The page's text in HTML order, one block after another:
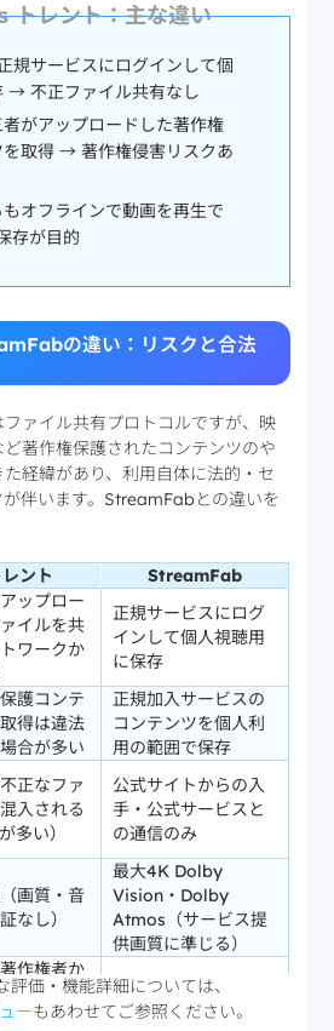
レント：主な違い
規サービスにログインして個
→ 不正ファイル共有なし
者がアップロードした著作権
を取得 → 著作権侵害リスクあ
もオフラインで動画を再生で
存が目的
の違い：リスクと合法
ファイル共有プロトコルですが、映
著作権保護されたコンテンツのや
経緯があり、利用自体に法的・セ
伴います。StreamFabとの違いを
レント
StreamFab
ップロー
イルを共
ワークか
正規サービスにログ
インして個人視聴用
に保存
護コンテ
得は違法
合が多い
正規加入サービスの
コンテンツを個人利
用の範囲で保存
正なファ
入される
多い）
公式サイトからの入
手・公式サービスと
の通信のみ
画質・音
なし）
最大4K Dolby
Vision・Dolby
Atmos（サービス提
供画質に準じる）
作権者か
により通
場合があ
通常の通信のみ使用
するため該当しない
価・機能詳細については、
ーもあわせてご参照ください。